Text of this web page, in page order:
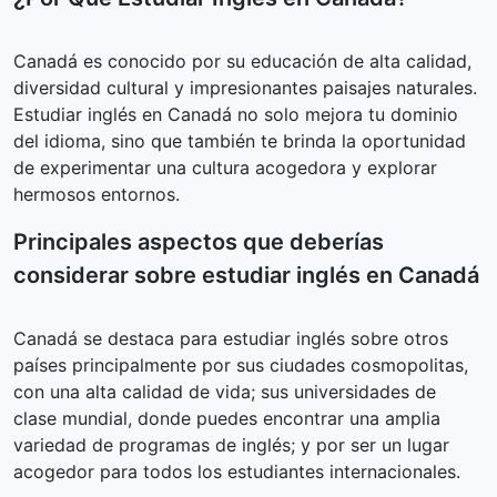
Canadá es conocido por su educación de alta calidad,
diversidad cultural y impresionantes paisajes naturales.
Estudiar inglés en Canadá no solo mejora tu dominio
del idioma, sino que también te brinda la oportunidad
de experimentar una cultura acogedora y explorar
hermosos entornos.
Principales aspectos que deberías
considerar sobre estudiar inglés en Canadá
Canadá se destaca para estudiar inglés sobre otros
países principalmente por sus ciudades cosmopolitas,
con una alta calidad de vida; sus universidades de
clase mundial, donde puedes encontrar una amplia
variedad de programas de inglés; y por ser un lugar
acogedor para todos los estudiantes internacionales.